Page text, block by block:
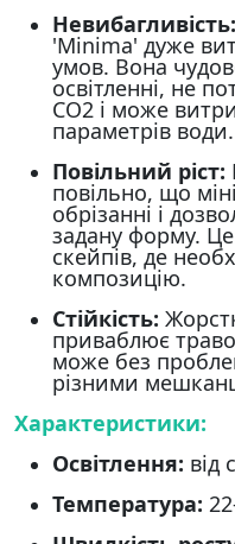
Невибагливість:
'Minima' дуже
умов. Вона
освітленні, не
CO2 і може
параметрів води.
Повільний ріст:
повільно, що
обрізанні і
задану форму.
скейпів, де
композицію.
Стійкість:
приваблює
може без
різними
Характеристики:
Освітлення: від
Температура: